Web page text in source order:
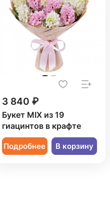
3 840 ₽
Букет MIX из 19
гиацинтов в крафте
Подробнее В корзину